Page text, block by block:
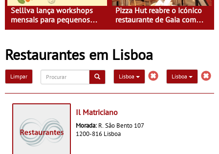
Selllva lança workshops
mensais para pequenos
exploradores na LX Factory -
marcada para 26 de julho
Pizza Hut reabre o icónico
restaurante de Gaia com
nova experiência digital
Restaurantes em Lisboa
Limpar Lisboa Lisboa
Il Matriciano
Morada: R. São Bento 107
1200-816 Lisboa